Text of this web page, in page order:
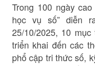
Trong 100 ngày
học vụ số” diễn
25/10/2025, 10
triển khai đến các
phổ cập tri thức số,